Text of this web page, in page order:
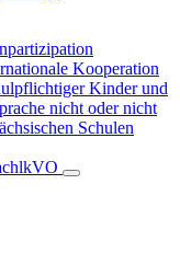
Kooperation
Kinder und
nicht oder nicht
Schulen